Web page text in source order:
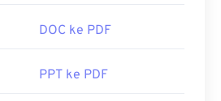
membuka
DOC ke PDF
PPT ke PDF